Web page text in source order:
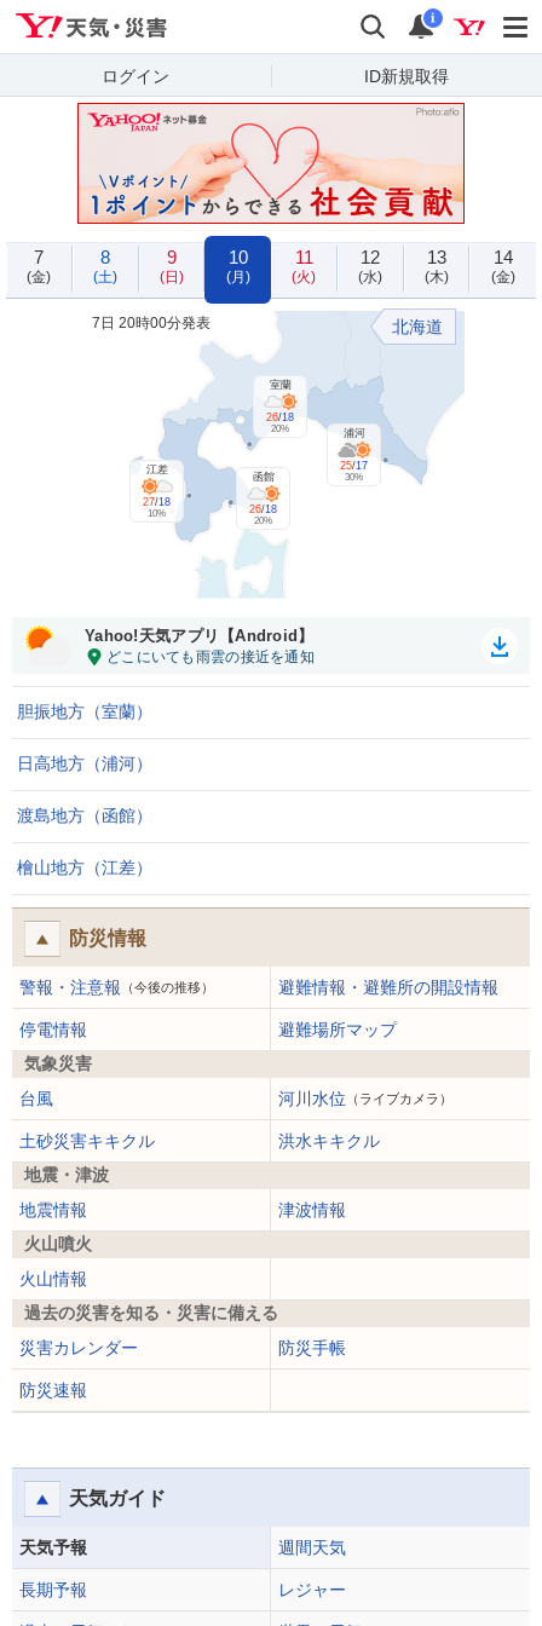
検索 通知
i
ログイン ID新規取得
7
(金)
8
(土)
9
(日)
10
(月)
11
(火)
12
(水)
13
(木)
14
(金)
北海道
室蘭
26/18
20% 浦河
25/17
30%
函館
26/18
20%
江差
27/18
10%
7日 20時00分発表
Yahoo!天気アプリ【Android】
胆振地方（室蘭）
日高地方（浦河）
渡島地方（函館）
檜山地方（江差）
防災情報
警報・注意報 （今後の推移） 避難情報・避難所の開設情報
停電情報
避難場所マップ
気象災害
台風
河川水位 （ライブカメラ）
土砂災害キキクル
洪水キキクル
地震・津波
地震情報
津波情報
火山噴火
火山情報
過去の災害を知る・災害に備える
災害カレンダー
防災手帳
防災速報
天気ガイド
天気予報 週間天気
長期予報 レジャー